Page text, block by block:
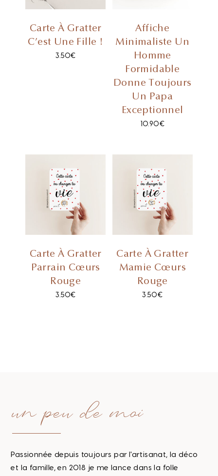
Carte À Gratter
C’est Une Fille !
3.50€
Affiche
Minimaliste Un
Homme
Formidable
Donne Toujours
Un Papa
Exceptionnel
10.90€
Carte À Gratter
Parrain Cœurs
Rouge
3.50€
Carte À Gratter
Mamie Cœurs
Rouge
3.50€
un peu de moi
Passionnée depuis toujours par l'artisanat, la déco
et la famille, en 2018 je me lance dans la folle